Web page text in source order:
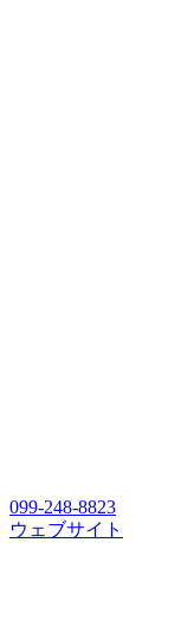
099-248-8823
ウェブサイト